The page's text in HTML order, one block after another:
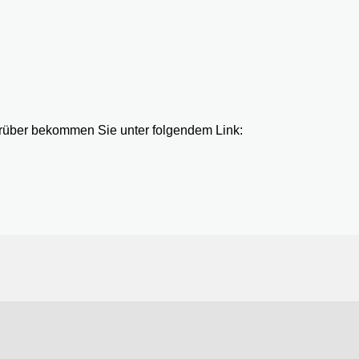
bekommen Sie unter folgendem Link: